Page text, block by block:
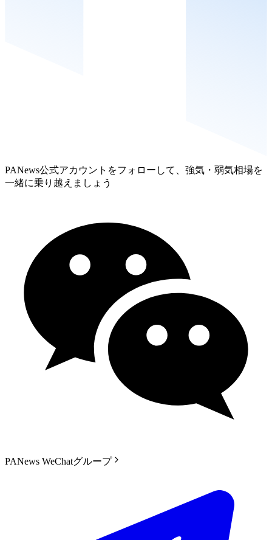
PANews公式アカウントをフォローして、強気・弱気相場を
一緒に乗り越えましょう
PANews WeChatグループ